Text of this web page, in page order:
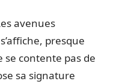
avenues
presque
se contente pas de
sa signature